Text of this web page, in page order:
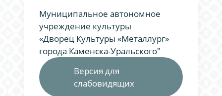
Муниципальное автономное
учреждение культуры
«Дворец Культуры «Металлург»
города Каменска-Уральского"
Версия для
слабовидящих